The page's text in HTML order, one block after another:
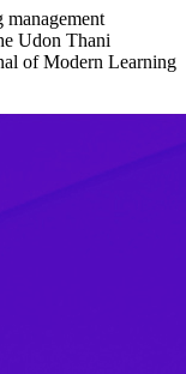
Udon Thani
of Modern Learning